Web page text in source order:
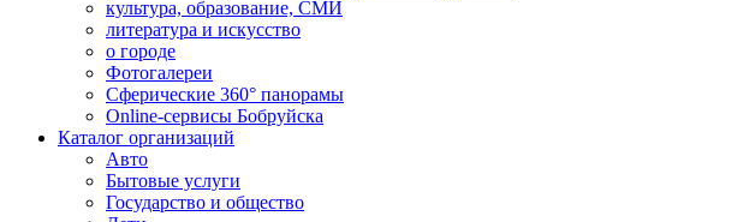
культура, образование, СМИ
литература и искусство
о городе
Фотогалереи
Сферические 360° панорамы
Online-сервисы Бобруйска
Каталог организаций
Авто
Бытовые услуги
Государство и общество